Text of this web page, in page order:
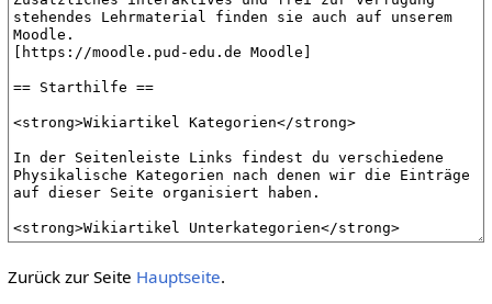
Zurück zur Seite Hauptseite.